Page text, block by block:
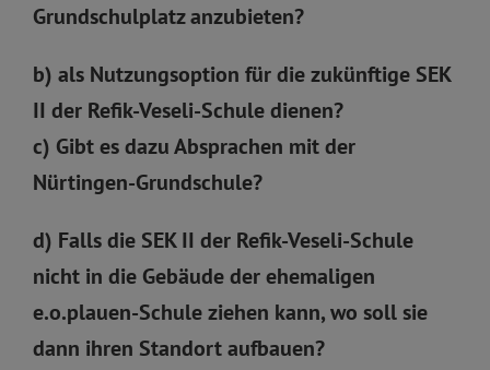
Grundschulplatz anzubieten?
b) als Nutzungsoption für die zukünftige SEK
II der Refik-Veseli-Schule dienen?
c) Gibt es dazu Absprachen mit der
Nürtingen-Grundschule?
d) Falls die SEK II der Refik-Veseli-Schule
nicht in die Gebäude der ehemaligen
e.o.plauen-Schule ziehen kann, wo soll sie
dann ihren Standort aufbauen?